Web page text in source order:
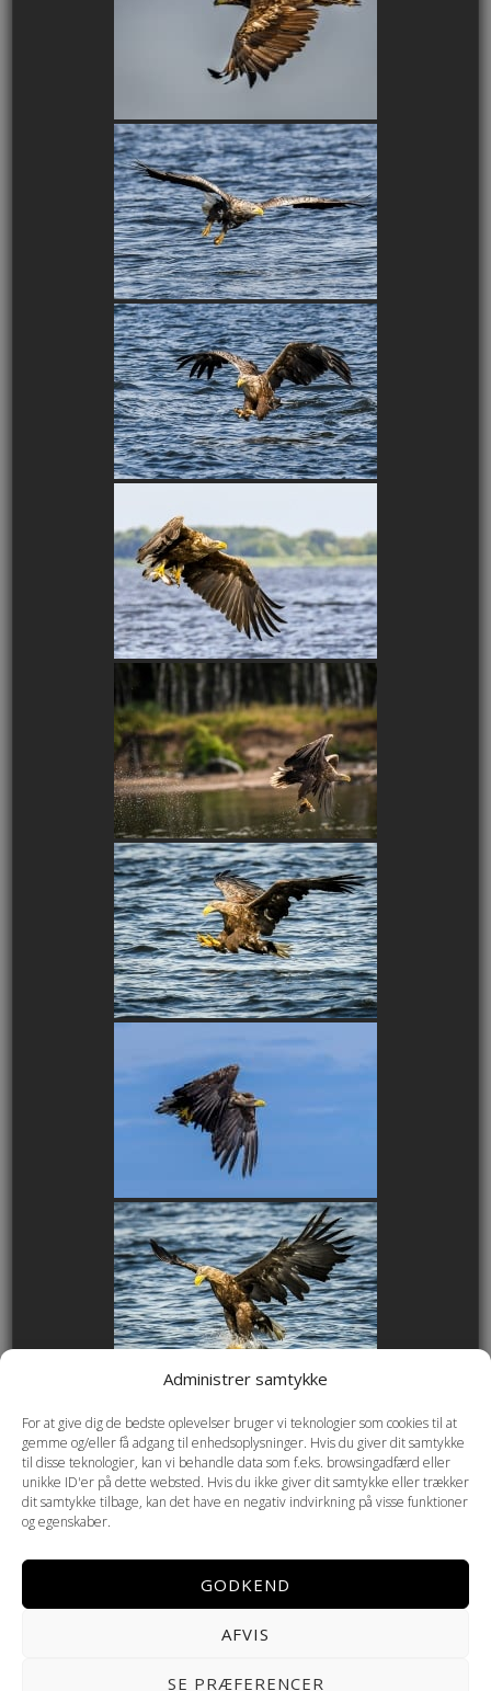
Administrer samtykke
For at give dig de bedste oplevelser bruger vi teknologier som cookies til at
gemme og/eller få adgang til enhedsoplysninger. Hvis du giver dit samtykke
til disse teknologier, kan vi behandle data som f.eks. browsingadfærd eller
unikke ID'er på dette websted. Hvis du ikke giver dit samtykke eller trækker
dit samtykke tilbage, kan det have en negativ indvirkning på visse funktioner
og egenskaber.
GODKEND
AFVIS
SE PRÆFERENCER
Copyright © 2026 Helmenkamp PHOTOGRAPHY ·